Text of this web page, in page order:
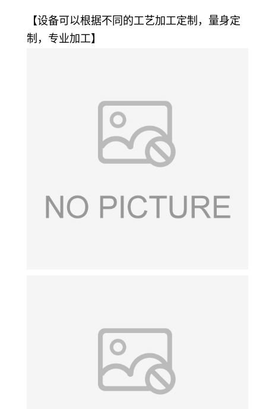
【设备可以根据不同的工艺加工定制，量身定
制，专业加工】